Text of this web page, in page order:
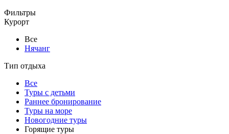
Фильтры
Курорт
Все
Нячанг
Тип отдыха
Все
Туры с детьми
Раннее бронирование
Туры на море
Новогодние туры
Горящие туры